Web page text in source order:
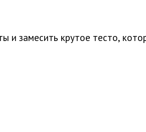
и замесить крутое тесто,